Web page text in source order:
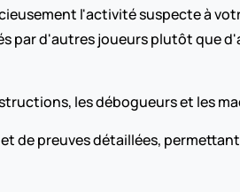
l'activité suspecte à
par d'autres joueurs plutôt que
les débogueurs et les
de preuves détaillées,